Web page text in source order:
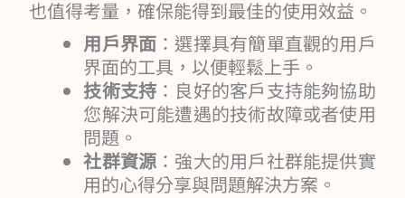
也值得考量，確保能得到最佳的使用效益。
用戶界面 ：選擇具有簡單直觀的用戶
界面的工具，以便輕鬆上手。
技術支持 ：良好的客戶支持能夠協助
您解決可能遭遇的技術故障或者使用
問題。
社群資源 ：強大的用戶社群能提供實
用的心得分享與問題解決方案。